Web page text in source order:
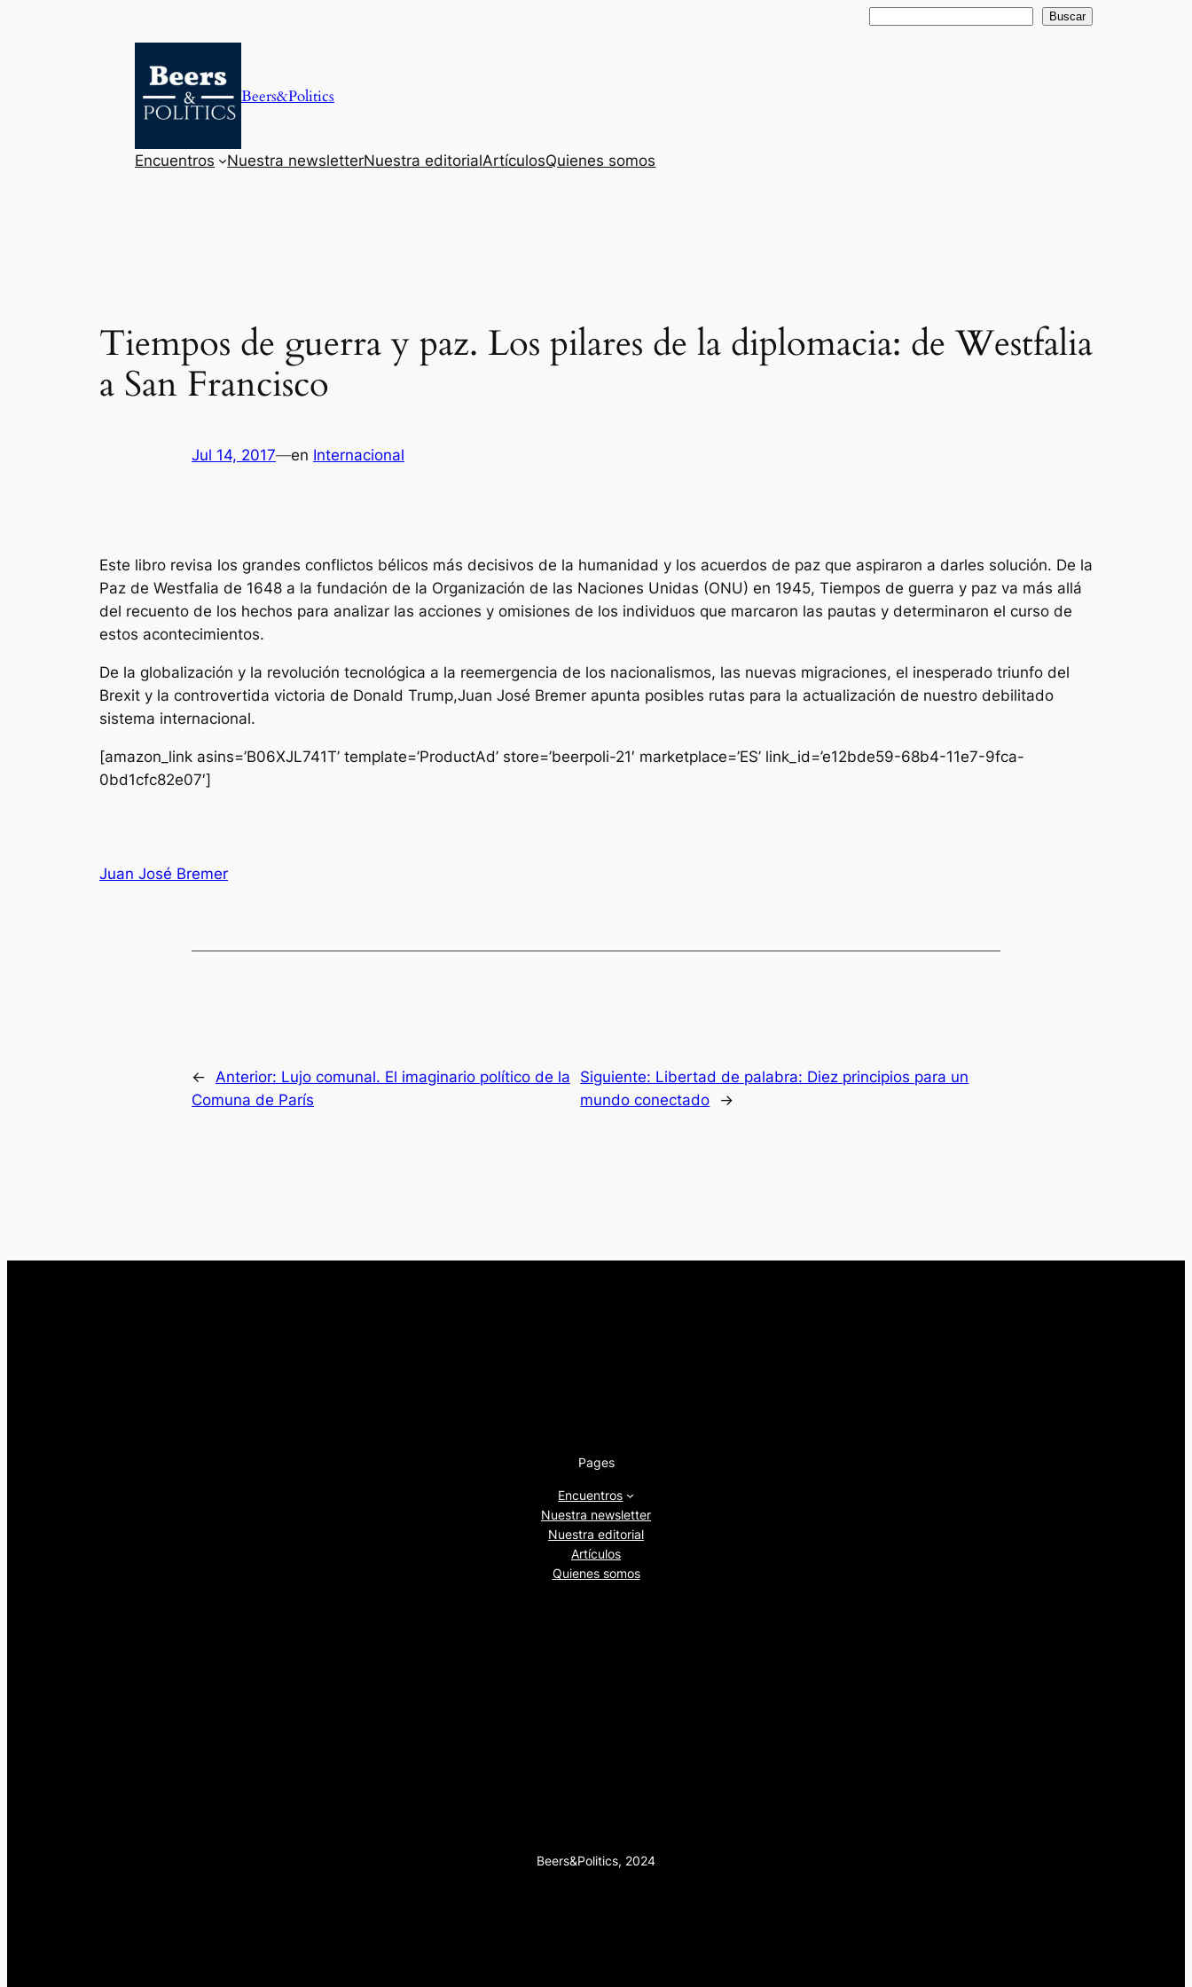
Buscar
Beers&Politics
Encuentros Nuestra newsletterNuestra editorialArtículosQuienes somos
Tiempos de guerra y paz. Los pilares de la diplomacia: de Westfalia
a San Francisco
Jul 14, 2017—en Internacional
Este libro revisa los grandes conflictos bélicos más decisivos de la humanidad y los acuerdos de paz que aspiraron a darles solución. De la
Paz de Westfalia de 1648 a la fundación de la Organización de las Naciones Unidas (ONU) en 1945, Tiempos de guerra y paz va más allá
del recuento de los hechos para analizar las acciones y omisiones de los individuos que marcaron las pautas y determinaron el curso de
estos acontecimientos.
De la globalización y la revolución tecnológica a la reemergencia de los nacionalismos, las nuevas migraciones, el inesperado triunfo del
Brexit y la controvertida victoria de Donald Trump,Juan José Bremer apunta posibles rutas para la actualización de nuestro debilitado
sistema internacional.
[amazon_link asins=’B06XJL741T’ template=’ProductAd’ store=’beerpoli-21′ marketplace=’ES’ link_id=’e12bde59-68b4-11e7-9fca-
0bd1cfc82e07′]
Juan José Bremer
← Anterior: Lujo comunal. El imaginario político de la
Comuna de París
Siguiente: Libertad de palabra: Diez principios para un
mundo conectado
→
Pages
Encuentros
Nuestra newsletter
Nuestra editorial
Artículos
Quienes somos
Beers&Politics, 2024